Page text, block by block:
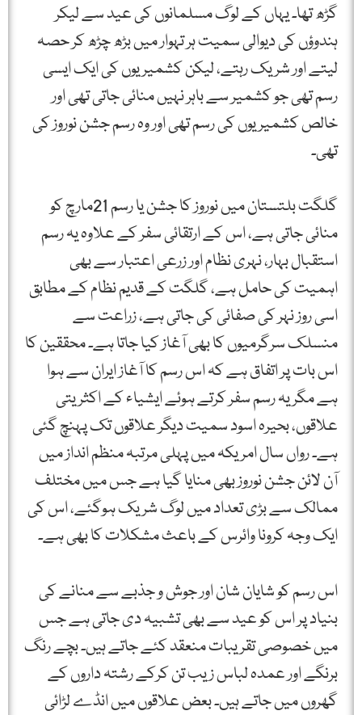
گڑھ تھا۔ یہاں کے لوگ مسلمانوں کی عید سے لیکر
ہندوؤں کی دیوالی سمیت ہر تہوار میں بڑھ چڑھ کر حصہ
لیتے اور شریک رہتے، لیکن کشمیریوں کی ایک ایسی
رسم تھی جو کشمیر سے باہر نہیں منائی جاتی تھی اور
خالص کشمیریوں کی رسم تھی اور وہ رسم جشن نوروز کی
تھی۔
گلگت بلتستان میں نوروز کا جشن یا رسم 21مارچ کو
منائی جاتی ہے، اس کے ارتقائی سفر کے علاوہ یہ رسم
استقبال بہار، نہری نظام اور زرعی اعتبار سے بھی
اہمیت کی حامل ہے، گلگت کے قدیم نظام کے مطابق
اسی روز نہر کی صفائی کی جاتی ہے، زراعت سے
منسلک سرگرمیوں کا بھی آغاز کیا جاتا ہے۔ محققین کا
اس بات پر اتفاق ہے کہ اس رسم کا آغاز ایران سے ہوا
ہے مگر یہ رسم سفر کرتے ہوئے ایشیاء کے اکثریتی
علاقوں، بحیرہ اسود سمیت دیگر علاقوں تک پہنچ گئی
ہے۔ رواں سال امریکہ میں پہلی مرتبہ منظم انداز میں
آن لائن جشن نوروز بھی منایا گیا ہے جس میں مختلف
ممالک سے بڑی تعداد میں لوگ شریک ہوگئے، اس کی
ایک وجہ کرونا وائرس کے باعث مشکلات کا بھی ہے۔
اس رسم کو شایان شان اور جوش و جذبے سے منانے کی
بنیاد پر اس کو عید سے بھی تشبیہ دی جاتی ہے جس
میں خصوصی تقریبات منعقد کئے جاتے ہیں۔ بچے رنگ
برنگے اور عمدہ لباس زیب تن کرکے رشتہ داروں کے
گھروں میں جاتے ہیں۔ بعض علاقوں میں انڈے لڑائی